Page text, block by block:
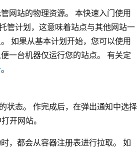
网站的物理资源。 本快速入门使用
管计划，这意味着站点与其他网站一
如果从基本计划开始，您可以使用
一台机器仅运行您的站点。 有关定
。
状态。
作完成后，在弹出通知中选择
开网站。
，都会从容器注册表进行拉取。 如